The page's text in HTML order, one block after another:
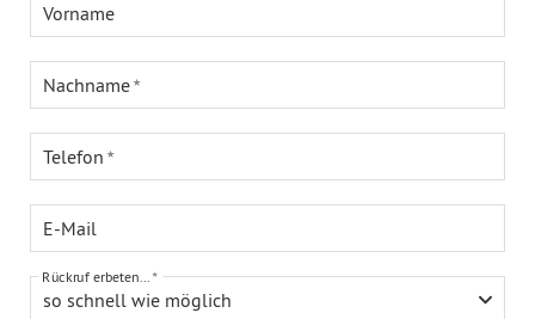
Vorname
Nachname
Telefon
E-Mail
so schnell wie möglich
Rückruf erbeten...